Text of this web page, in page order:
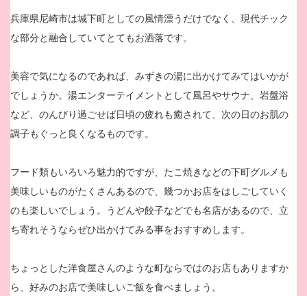
兵庫県尼崎市は城下町としての風情漂うだけでなく、現代チック
な部分と融合していてとてもお洒落です。
美容で気になるのであれば、みずきの湯に出かけてみてはいかが
でしょうか。湯エンターテイメントとして風呂やサウナ、岩盤浴
など、のんびり過ごせば日頃の疲れも癒されて、次の日のお肌の
調子もぐっと良くなるものです。
フード類もいろいろ魅力的ですが、たこ焼きなどの下町グルメも
美味しいものがたくさんあるので、幾つかお店をはしごしていく
のも楽しいでしょう。うどんや餃子などでも名店があるので、立
ち寄れそうならぜひ出かけてみる事をおすすめします。
ちょっとした洋食屋さんのような町ならではのお店もありますか
ら、好みのお店で美味しいご飯を食べましょう。